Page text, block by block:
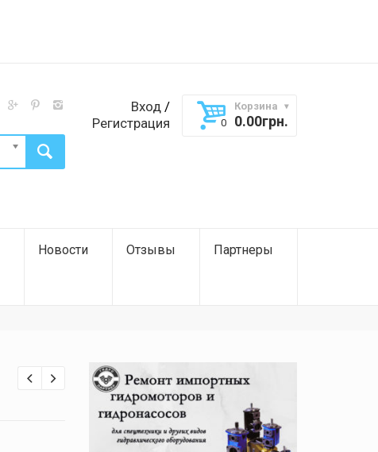
Вход /
Регистрация
Корзина
0.00грн.
Новости Отзывы Партнеры